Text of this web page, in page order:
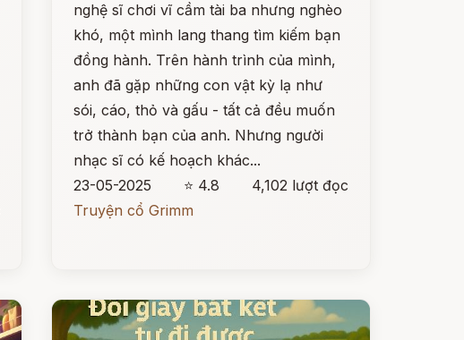
nghệ sĩ chơi vĩ cầm tài ba nhưng nghèo
khó, một mình lang thang tìm kiếm bạn
đồng hành. Trên hành trình của mình,
anh đã gặp những con vật kỳ lạ như
sói, cáo, thỏ và gấu - tất cả đều muốn
trở thành bạn của anh. Nhưng người
nhạc sĩ có kế hoạch khác...
23-05-2025
⭐ 4.8
4,102 lượt đọc
Truyện cổ Grimm